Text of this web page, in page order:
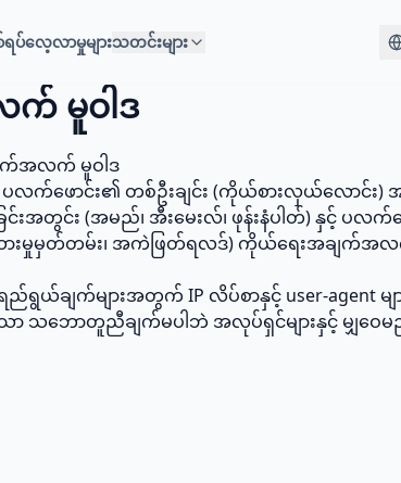
ရပ်လေ့လာမှုများသတင်းများ
မူဝါဒ
က်အလက် မူဝါဒ
က်ဖောင်း၏ တစ်ဦးချင်း (ကိုယ်စားလှယ်လောင်း) အ
င်း (အမည်၊ အီးမေးလ်၊ ဖုန်းနံပါတ်) နှင့် ပလက်
မှုမှတ်တမ်း၊ အကဲဖြတ်ရလဒ်) ကိုယ်ရေးအချက်အလက်
ယ်ချက်များအတွက် IP လိပ်စာနှင့် user-agent မ
သဘောတူညီချက်မပါဘဲ အလုပ်ရှင်များနှင့် မျှဝေ